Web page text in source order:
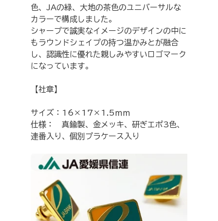
色、JAの緑、大地の茶色のユニバーサルな
カラーで構成しました。
シャープで誠実なイメージのデザインの中に
もラウンドシェイプの持つ温かみとが融合
し、認識性に優れた親しみやすいロゴマーク
になっています。
【社章】
サイズ：16×17×1.5ｍｍ
仕様：　真鍮製、金メッキ、研ぎエポ3色、
連番入り、個別プラケース入り